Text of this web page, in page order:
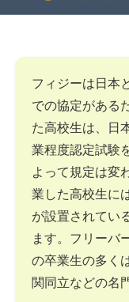
フィジーは日本
での協定がある
た高校生は、日
業程度認定試験
よって規定は変
業した高校生に
が設置されてい
ます。フリーバ
の卒業生の多く
関同立などの名